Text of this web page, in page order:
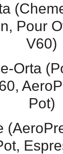
Pour
V60)
Orta
Pot)